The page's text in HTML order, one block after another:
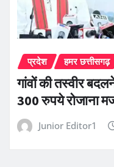
प्रदेश हमर छत्तीसगढ़
गांवों की तस्वीर
300 रुपये रोजाना
Junior Editor1